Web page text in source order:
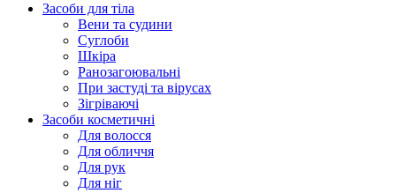
Засоби для тіла
Вени та судини
Суглоби
Шкіра
Ранозагоювальні
При застуді та вірусах
Зігріваючі
Засоби косметичні
Для волосся
Для обличчя
Для рук
Для ніг